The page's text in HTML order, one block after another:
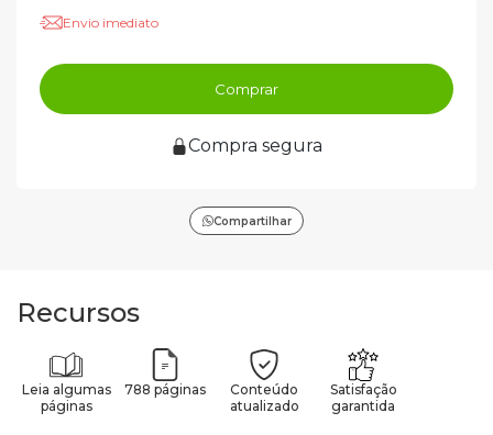
Envio imediato
Comprar
Compra segura
Compartilhar
Recursos
Leia algumas
páginas
788 páginas
Conteúdo
atualizado
Satisfação
garantida